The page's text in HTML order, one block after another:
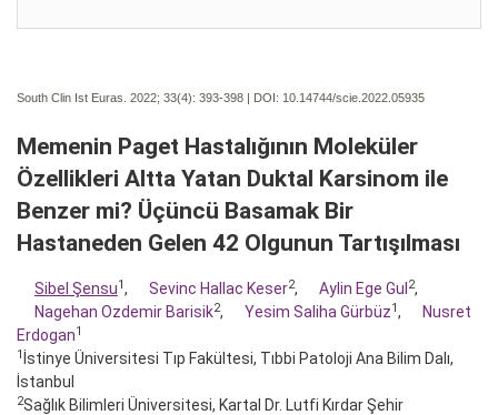
South Clin Ist Euras. 2022; 33(4): 393-398 | DOI: 10.14744/scie.2022.05935
Memenin Paget Hastalığının Moleküler
Özellikleri Altta Yatan Duktal Karsinom ile
Benzer mi? Üçüncü Basamak Bir
Hastaneden Gelen 42 Olgunun Tartışılması
Sibel Şensu1, Sevinc Hallac Keser2, Aylin Ege Gul 2,
Nagehan Ozdemir Barisik2, Yesim Saliha Gürbüz1,
Nusret
Erdogan1
1 İstinye Üniversitesi Tıp Fakültesi, Tıbbi Patoloji Ana Bilim Dalı,
İstanbul
2Sağlık Bilimleri Üniversitesi, Kartal Dr. Lutfi Kırdar Şehir